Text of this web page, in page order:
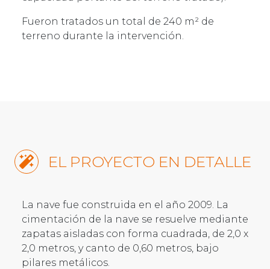
Fueron tratados un total de 240 m² de
terreno durante la intervención.
EL PROYECTO EN DETALLE
La nave fue construida en el año 2009. La
cimentación de la nave se resuelve mediante
zapatas aisladas con forma cuadrada, de 2,0 x
2,0 metros, y canto de 0,60 metros, bajo
pilares metálicos.